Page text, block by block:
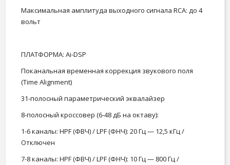
Максимальная амплитуда выходного сигнала RCA: до 4
вольт
ПЛАТФОРМА: Ai-DSP
Поканальная временная коррекция звукового поля
(Time Alignment)
31-полосный параметрический эквалайзер
8-полосный кроссовер (6-48 дБ на октаву):
1-6 каналы: HPF (ФВЧ) / LPF (ФНЧ): 20 Гц — 12,5 кГц /
Отключен
7-8 каналы: HPF (ФВЧ) / LPF (ФНЧ): 10 Гц — 800 Гц /